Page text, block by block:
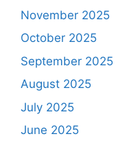
November 2025
October 2025
September 2025
August 2025
July 2025
June 2025